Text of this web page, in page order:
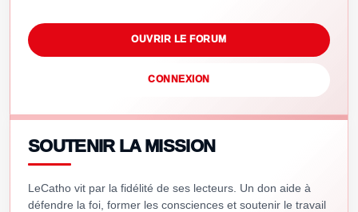
OUVRIR LE FORUM
CONNEXION
SOUTENIR LA MISSION
LeCatho vit par la fidélité de ses lecteurs. Un don aide à
défendre la foi, former les consciences et soutenir le travail